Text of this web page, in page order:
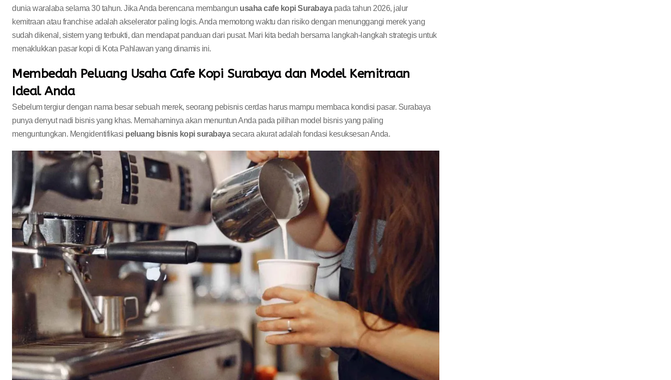
dunia waralaba selama 30 tahun. Jika Anda berencana membangun usaha cafe kopi Surabayapada tahun 2026, jalur
kemitraan atau franchise adalah akselerator paling logis. Anda memotong waktu dan risiko dengan menunggangi merek yang
sudah dikenal, sistem yang terbukti, dan mendapat panduan dari pusat. Mari kita bedah bersama langkah-langkah strategis untuk
menaklukkan pasar kopi di Kota Pahlawan yang dinamis ini.
Membedah Peluang Usaha Cafe Kopi Surabaya dan Model Kemitraan
Ideal Anda
Sebelum tergiur dengan nama besar sebuah merek, seorang pebisnis cerdas harus mampu membaca kondisi pasar. Surabaya
punya denyut nadi bisnis yang khas. Memahaminya akan menuntun Anda pada pilihan model bisnis yang paling
menguntungkan. Mengidentifikasi peluang bisnis kopi surabayasecara akurat adalah fondasi kesuksesan Anda.